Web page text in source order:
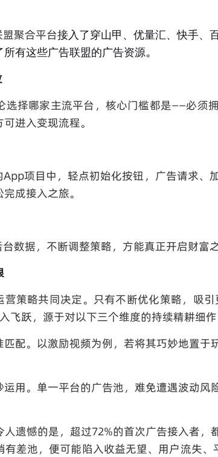
聚合平台接入了穿山甲、优量汇、快手、
有这些广告联盟的广告资源。
选择哪家主流平台，核心门槛都是——必
进入变现流程。
项目中，轻点初始化按钮，广告请求
成接入之旅。
数据，不断调整策略，方能真正开启财富
策略共同决定。只有不断优化策略，吸
跃，源于对以下三个维度的持续精耕细作
配。以激励视频为例，若将其巧妙地置
用。单一平台的广告池，难免遭遇波动
遗憾的是，超过72%的首次广告接入者
差池，便可能陷入收益无望、用户流失